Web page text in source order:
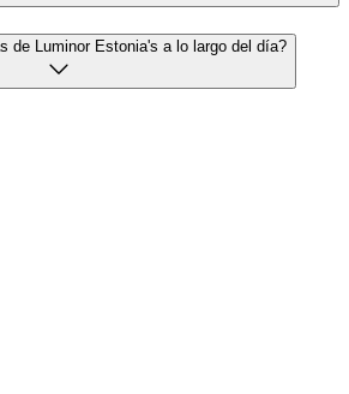
de Luminor Estonia's a lo largo del día?